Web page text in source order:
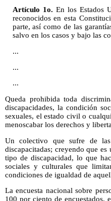
Artículo 1o. En los Estados
reconocidos en esta
parte, así como de las
salvo en los casos y bajo las
...
...
...
Queda prohibida toda
discapacidades, la condición
sexuales, el estado civil o
menoscabar los derechos y
Un colectivo que sufre de las
discapacitadas; creyendo que
tipo de discapacidad, lo que
sociales y culturales que
condiciones de igualdad de
La encuesta nacional sobre
100 por ciento de encuestados,